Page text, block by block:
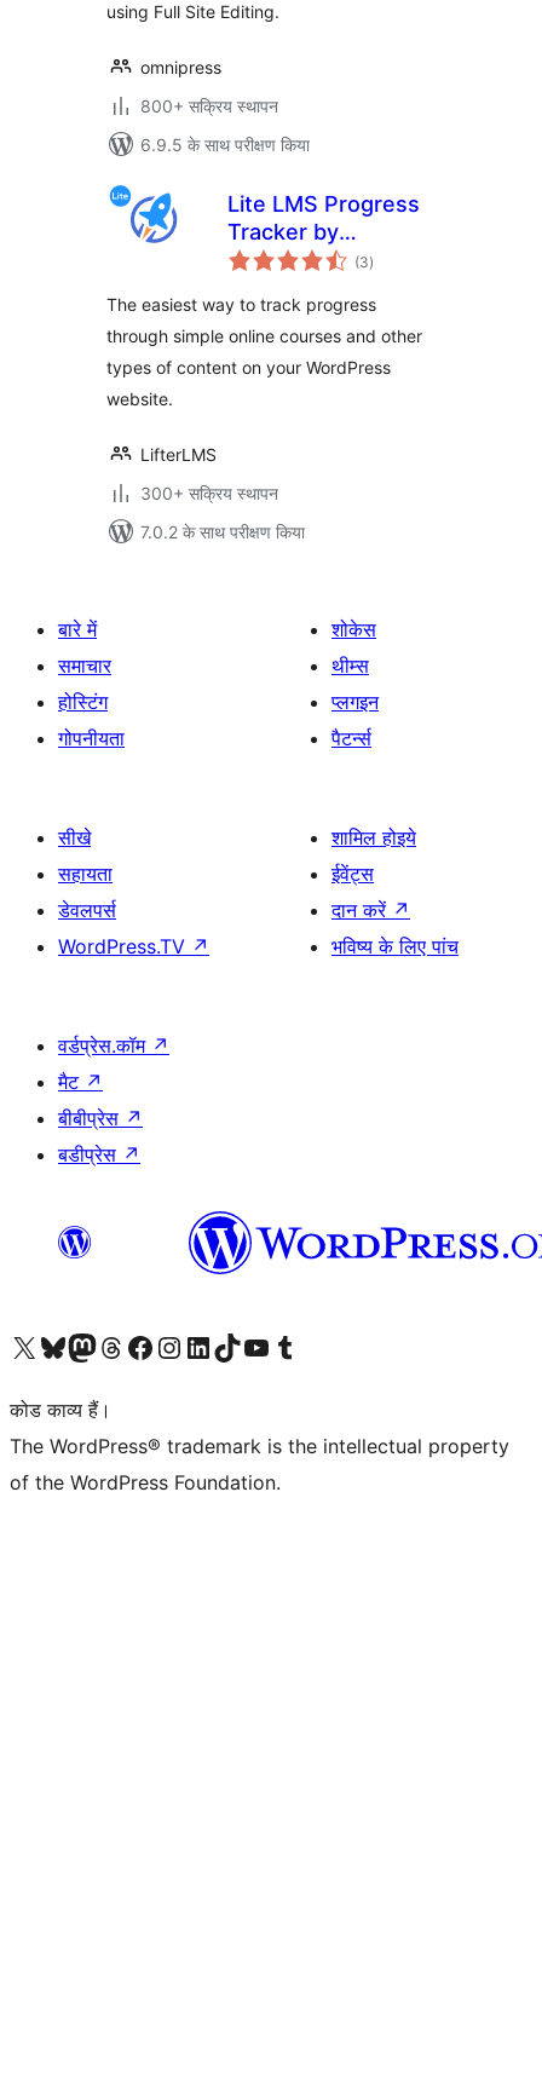
using Full Site Editing.
omnipress
800+ सक्रिय स्थापन
6.9.5 के साथ परीक्षण किया
Lite LMS Progress
Tracker by
LifterLMS – Simple
Membership Site
and Content
Progress Tracking
(3कुल
दर)
The easiest way to track progress
through simple online courses and other
types of content on your WordPress
website.
LifterLMS
300+ सक्रिय स्थापन
7.0.2 के साथ परीक्षण किया
बारे में
समाचार
होस्टिंग
गोपनीयता
शोकेस
थीम्स
प्लगइन
पैटर्न्स
सीखे
सहायता
डेवलपर्स
WordPress.TV ↗
शामिल होइये
ईवेंट्स
दान करें ↗
भविष्य के लिए पांच
वर्डप्रेस.कॉम ↗
मैट ↗
बीबीप्रेस ↗
बडीप्रेस ↗
Visit our X (formerly Twitter) account
हमारे बलुस्की खाते पर जाएँVisit our Mastodon account
हमारे थ्रेड्स अकाउंट पर जाएंहमारे फेसबुक पेज पर जाएँहमारे इंस्टाग्राम अकाउंट पर जाएंहमारे लिंक्डइन खाते पर जाएँहमारे टिकटॉक खाते पर जाएँहमारे यूट्यूब चैनल पर जाएंहमारे Tumblr खाते पर जाएँ
कोड काव्य हैं।
The WordPress® trademark is the intellectual property
of the WordPress Foundation.